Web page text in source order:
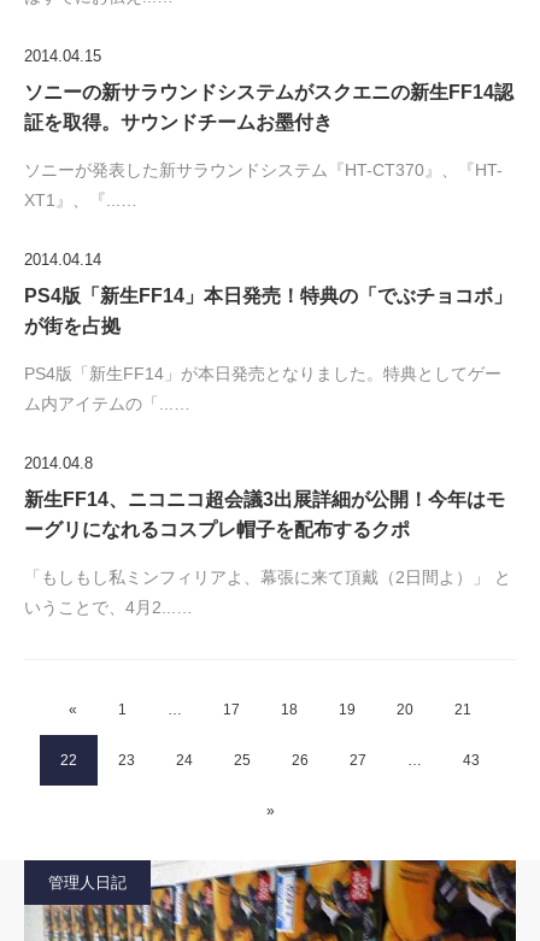
2014.04.15
ソニーの新サラウンドシステムがスクエニの新生FF14認
証を取得。サウンドチームお墨付き
ソニーが発表した新サラウンドシステム『HT-CT370』、『HT-
XT1』、『...…
2014.04.14
PS4版「新生FF14」本日発売！特典の「でぶチョコボ」
が街を占拠
PS4版「新生FF14」が本日発売となりました。特典としてゲー
ム内アイテムの「...…
2014.04.8
新生FF14、ニコニコ超会議3出展詳細が公開！今年はモ
ーグリになれるコスプレ帽子を配布するクポ
「もしもし私ミンフィリアよ、幕張に来て頂戴（2日間よ）」 と
いうことで、4月2...…
« 1 … 17 18 19 20 21
22 23 24 25 26 27 … 43
»
管理人日記